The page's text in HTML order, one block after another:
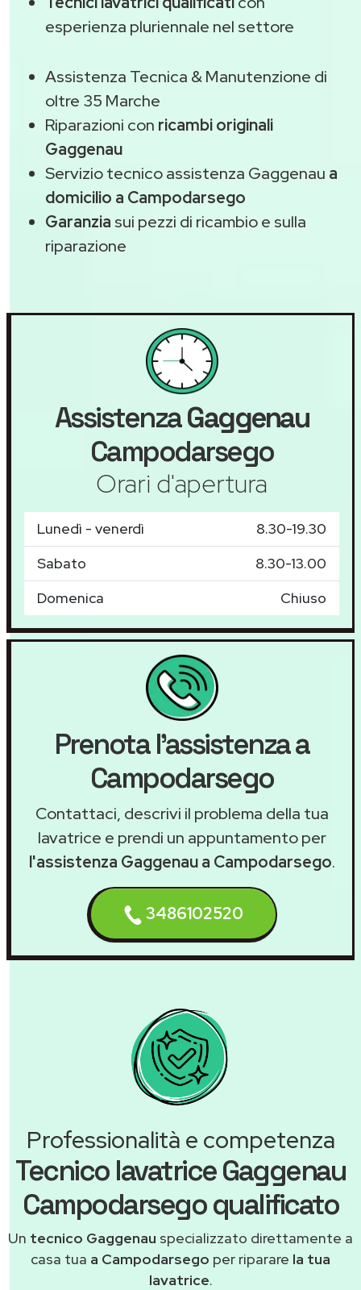
esperienza pluriennale nel settore
Assistenza Tecnica & Manutenzione di
oltre 35 Marche
Riparazioni con ricambi originali
Gaggenau
Servizio tecnico assistenza Gaggenau a
domicilio a Campodarsego
Garanzia sui pezzi di ricambio e sulla
riparazione
AssistenzaGaggenau
Campodarsego
Orari d'apertura
Lunedì - venerdì
8.30-19.30
Sabato
8.30-13.00
Domenica
Chiuso
Prenota l'assistenza a
Campodarsego
Contattaci, descrivi il problema della tua
lavatrice e prendi un appuntamento per
l'assistenza Gaggenau a Campodarsego.
3486102520
Professionalità e competenza
Tecnico lavatrice Gaggenau
Campodarsego qualificato
Un tecnico Gaggenau specializzato direttamente a
casa tua a Campodarsego per riparare la tua
lavatrice.